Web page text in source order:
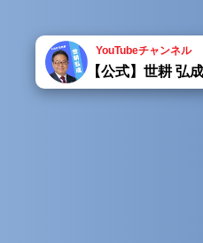
YouTubeチャンネル
【公式】世耕 弘